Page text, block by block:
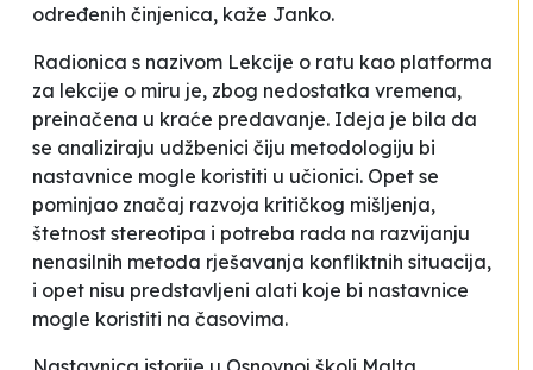
određenih činjenica, kaže Janko.
Radionica s nazivom Lekcije o ratu kao platforma
za lekcije o miru je, zbog nedostatka vremena,
preinačena u kraće predavanje. Ideja je bila da
se analiziraju udžbenici čiju metodologiju bi
nastavnice mogle koristiti u učionici. Opet se
pominjao značaj razvoja kritičkog mišljenja,
štetnost stereotipa i potreba rada na razvijanju
nenasilnih metoda rješavanja konfliktnih situacija,
i opet nisu predstavljeni alati koje bi nastavnice
mogle koristiti na časovima.